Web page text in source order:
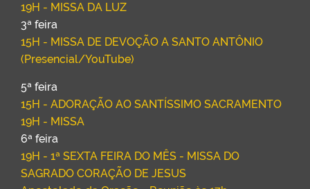
19H - MISSA DA LUZ
3ª feira
15H - MISSA DE DEVOÇÃO A SANTO ANTÔNIO
(Presencial/YouTube)
5ª feira
15H - ADORAÇÃO AO SANTÍSSIMO SACRAMENTO
19H - MISSA
6ª feira
19H - 1ª SEXTA FEIRA DO MÊS - MISSA DO
SAGRADO CORAÇÃO DE JESUS